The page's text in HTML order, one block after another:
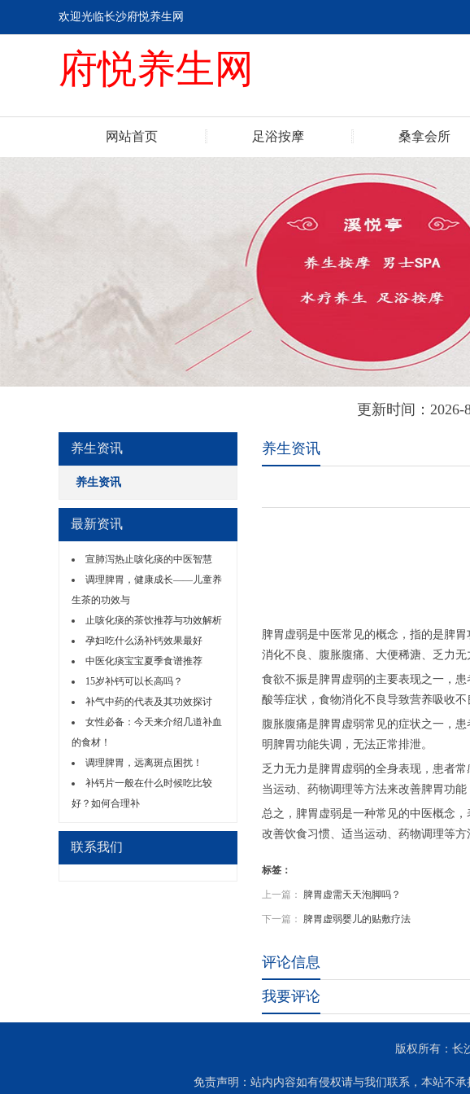
欢迎光临长沙府悦养生网
府悦养生网
网站首页 足浴按摩 桑拿会所
更新时间：
养生资讯
养生资讯
最新资讯
宣肺泻热止咳化痰的中医智慧
调理脾胃，健康成长——儿童养
生茶的功效与
止咳化痰的茶饮推荐与功效解析
孕妇吃什么汤补钙效果最好
中医化痰宝宝夏季食谱推荐
15岁补钙可以长高吗？
补气中药的代表及其功效探讨
女性必备：今天来介绍几道补血
的食材！
调理脾胃，远离斑点困扰！
补钙片一般在什么时候吃比较
好？如何合理补
联系我们
养生资讯
脾胃虚弱是中医常见的概念，指的是脾
消化不良、腹胀腹痛、大便稀溏、乏力无
食欲不振是脾胃虚弱的主要表现之一，
酸等症状，食物消化不良导致营养吸收不
腹胀腹痛是脾胃虚弱常见的症状之一，
明脾胃功能失调，无法正常排泄。
乏力无力是脾胃虚弱的全身表现，患者
当运动、药物调理等方法来改善脾胃功能
总之，脾胃虚弱是一种常见的中医概念
改善饮食习惯、适当运动、药物调理等
标签：
上一篇： 脾胃虚需天天泡脚吗？
下一篇： 脾胃虚弱婴儿的贴敷疗法
评论信息
我要评论
版权所有：长
免责声明：站内内容如有侵权请与我们联系，本站不